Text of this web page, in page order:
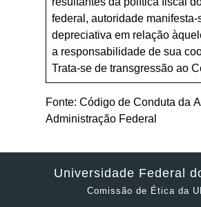
federal, autoridade manifesta-
depreciativa em relação
a responsabilidade de sua
Trata-se de transgressão ao
Fonte: Código de Conduta da
Administração Federal
Universidade Federal
Comissão de Ética da